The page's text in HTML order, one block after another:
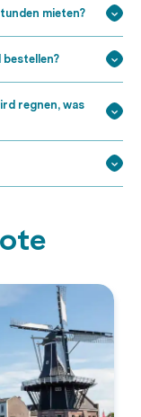
mieten?
regnen, was